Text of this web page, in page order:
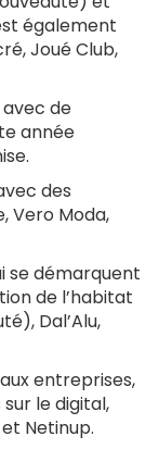
également
Joué Club,
de
année
des
Vero Moda,
démarquent
de l’habitat
Dal’Alu,
entreprises,
le digital,
Netinup.